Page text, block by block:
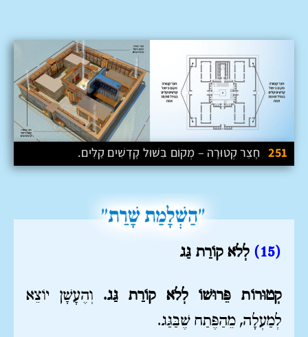
251חָצֵר קְטוּרָה – מְקוֹם בִּשּׁוּל קָדָשִׁים קַלִּים.
(15
) לְלֹא קוֹרַת גַּג
קְטוּרוֹת פֵּרוּשׁוֹ לְלֹא קוֹרַת גַּג. וְהֶעָשָׁן יוֹצֵא
לְמַעְלָה, מֵהַפֶּתַח שֶׁבַּגַּג.